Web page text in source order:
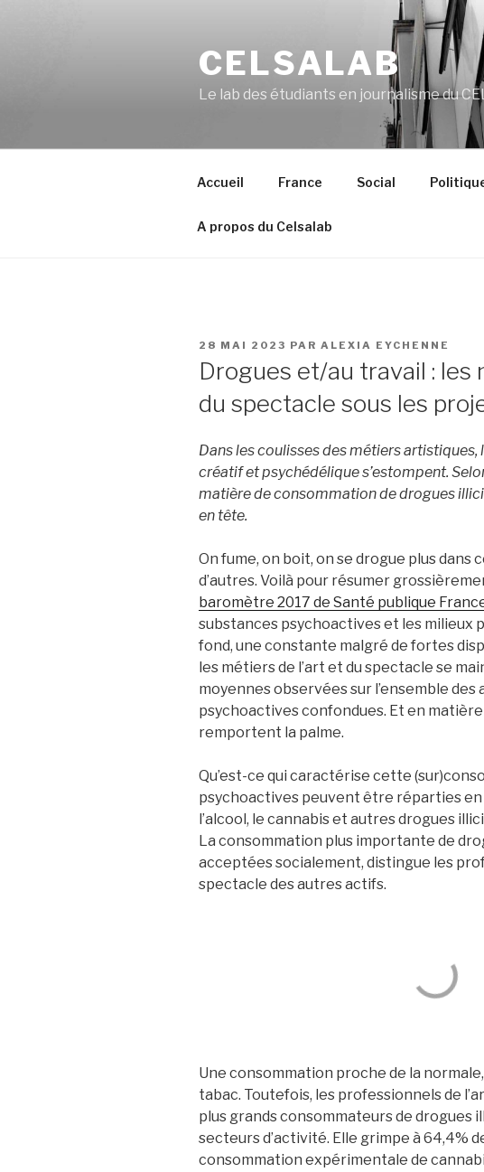
CELSALAB
Le lab des étudiants en journalisme du
Accueil France Social
A propos du Celsalab
PUBLIÉ
LE
28 MAI 2023 PAR ALEXIA EYCHENNE
Drogues et/au travail : les
du spectacle sous les
Dans les coulisses des métiers artistiques,
créatif et psychédélique s’estompent.
matière de consommation de drogues
en tête.
On fume, on boit, on se drogue plus dans
d’autres. Voilà pour résumer
baromètre 2017 de Santé publique
substances psychoactives et les milieux
fond, une constante malgré de fortes
les métiers de l’art et du spectacle se
moyennes observées sur l’ensemble
psychoactives confondues. Et en
remportent la palme.
Qu’est-ce qui caractérise cette
psychoactives peuvent être réparties en
l’alcool, le cannabis et autres drogues
La consommation plus importante de
acceptées socialement, distingue les
spectacle des autres actifs.
Une consommation proche de la
tabac. Toutefois, les professionnels de
plus grands consommateurs de drogues
secteurs d’activité. Elle grimpe à 64,4%
consommation expérimentale de